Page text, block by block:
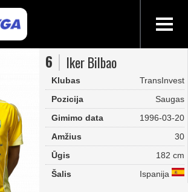
6 Iker Bilbao
Klubas
TransInvest
Pozicija
Saugas
Gimimo data
1996-03-20
Amžius
30
Ūgis
182 cm
Šalis
Ispanija